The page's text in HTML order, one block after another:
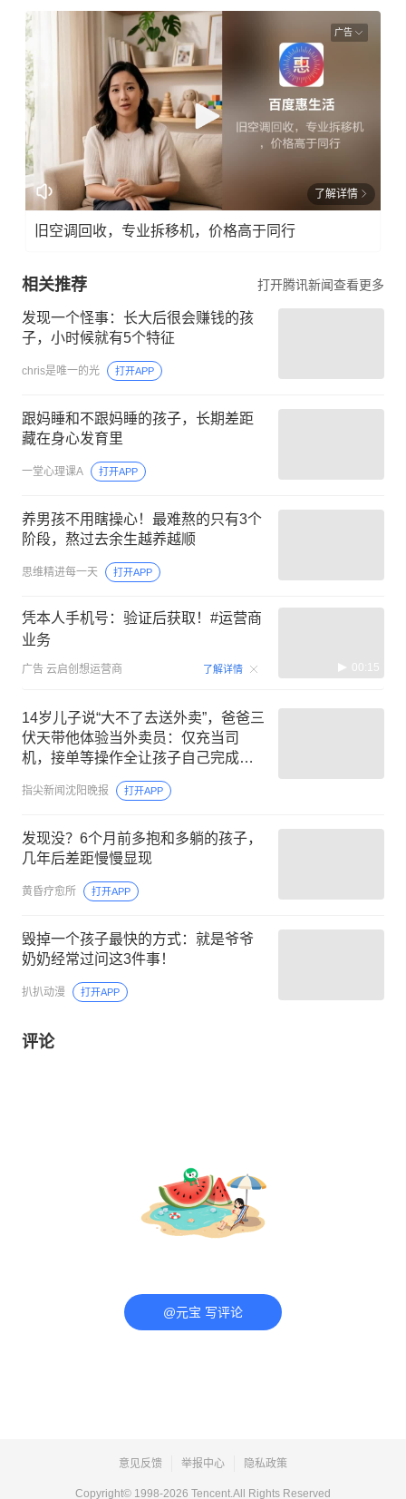
广告
了解详情
旧空调回收，专业拆移机，价格高于同行
相关推荐 打开腾讯新闻查看更多
发现一个怪事：长大后很会赚钱的孩
子，小时候就有5个特征
chris是唯一的光 打开APP
跟妈睡和不跟妈睡的孩子，长期差距
藏在身心发育里
一堂心理课A 打开APP
养男孩不用瞎操心！最难熬的只有3个
阶段，熬过去余生越养越顺
思维精进每一天 打开APP
凭本人手机号：验证后获取！#运营商
业务
广告 云启创想运营商 了解详情 00:15
14岁儿子说“大不了去送外卖”，爸爸三
伏天带他体验当外卖员：仅充当司
机，接单等操作全让孩子自己完成；
20天后父子关系破冰
指尖新闻沈阳晚报 打开APP
发现没？6个月前多抱和多躺的孩子，
几年后差距慢慢显现
黄昏疗愈所 打开APP
毁掉一个孩子最快的方式：就是爷爷
奶奶经常过问这3件事！
扒扒动漫 打开APP
评论
@元宝 写评论
意见反馈 举报中心 隐私政策
Copyright© 1998-2026 Tencent.All Rights Reserved